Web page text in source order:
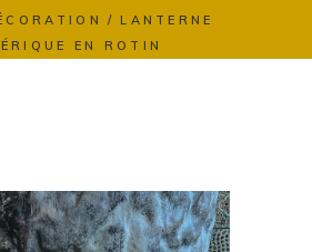
LANTERNE
EN ROTIN